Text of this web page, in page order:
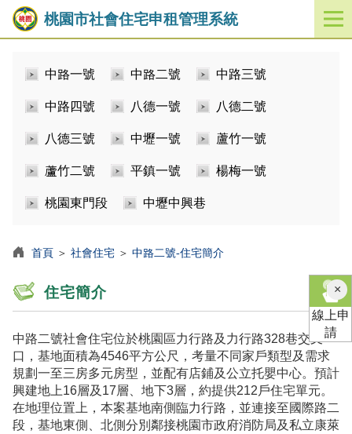
桃園市社會住宅申租管理系統
開
啟
中路一號 中路二號 中路三號
中路四號 八德一號 八德二號
八德三號 中壢一號 蘆竹一號
蘆竹二號 平鎮一號 楊梅一號
桃園東門段 中壢中興巷
首頁 ＞ 社會住宅 ＞ 中路二號-住宅簡介
住宅簡介
中路二號社會住宅位於桃園區力行路及力行路328巷交叉
口，基地面積為4546平方公尺，考量不同家戶類型及需求
規劃一至三房多元房型，並配有店鋪及公立托嬰中心。預計
興建地上16層及17層、地下3層，約提供212戶住宅單元。
在地理位置上，本案基地南側臨力行路，並連接至國際路二
段，基地東側、北側分別鄰接桃園市政府消防局及私立康萊
×關
閉
線上申
請